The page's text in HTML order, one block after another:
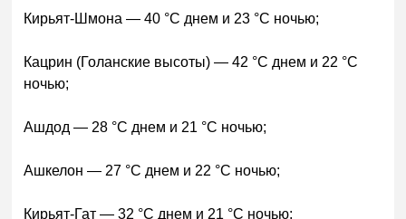
Кирьят-Шмона — 40 °C днем и 23 °C ночью;
Кацрин (Голанские высоты) — 42 °C днем и 22 °C
ночью;
Ашдод — 28 °C днем и 21 °C ночью;
Ашкелон — 27 °C днем и 22 °C ночью;
Кирьят-Гат — 32 °C днем и 21 °C ночью;